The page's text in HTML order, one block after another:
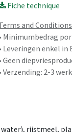
Fiche technique
and Conditions
Minimumbedrag
Leveringen enkel in
Geen
Verzending: 2-3
rijstmeel,